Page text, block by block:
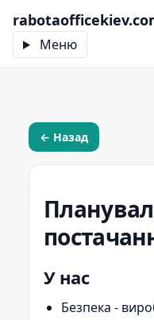
Меню
← Назад
У нас
Безпека -